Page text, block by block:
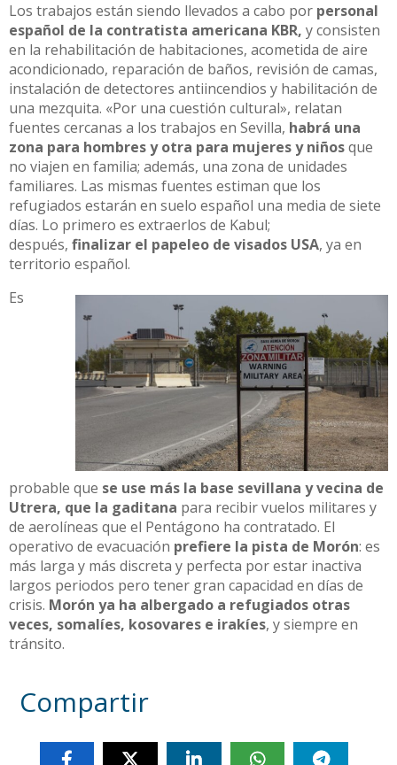
Los trabajos están siendo llevados a cabo por personal
español de la contratista americana KBR, y consisten
en la rehabilitación de habitaciones, acometida de aire
acondicionado, reparación de baños, revisión de camas,
instalación de detectores antiincendios y habilitación de
una mezquita. «Por una cuestión cultural», relatan
fuentes cercanas a los trabajos en Sevilla, habrá una
zona para hombres y otra para mujeres y niñosque
no viajen en familia; además, una zona de unidades
familiares. Las mismas fuentes estiman que los
refugiados estarán en suelo español una media de siete
días. Lo primero es extraerlos de Kabul;
después, finalizar el papeleo de visados USA, ya en
territorio español.
Es
probable que se use más la base sevillana y vecina de
Utrera, que la gaditana para recibir vuelos militares y
de aerolíneas que el Pentágono ha contratado. El
operativo de evacuación prefiere la pista de Morón: es
más larga y más discreta y perfecta por estar inactiva
largos periodos pero tener gran capacidad en días de
crisis. Morón ya ha albergado a refugiados otras
veces, somalíes, kosovares e irakíes, y siempre en
tránsito.
Compartir